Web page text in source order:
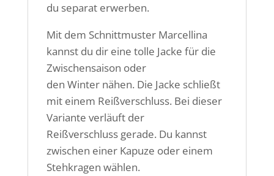
du separat erwerben.
Mit dem Schnittmuster Marcellina
kannst du dir eine tolle Jacke für die
Zwischensaison oder
den Winter nähen. Die Jacke schließt
mit einem Reißverschluss. Bei dieser
Variante verläuft der
Reißverschluss gerade. Du kannst
zwischen einer Kapuze oder einem
Stehkragen wählen.